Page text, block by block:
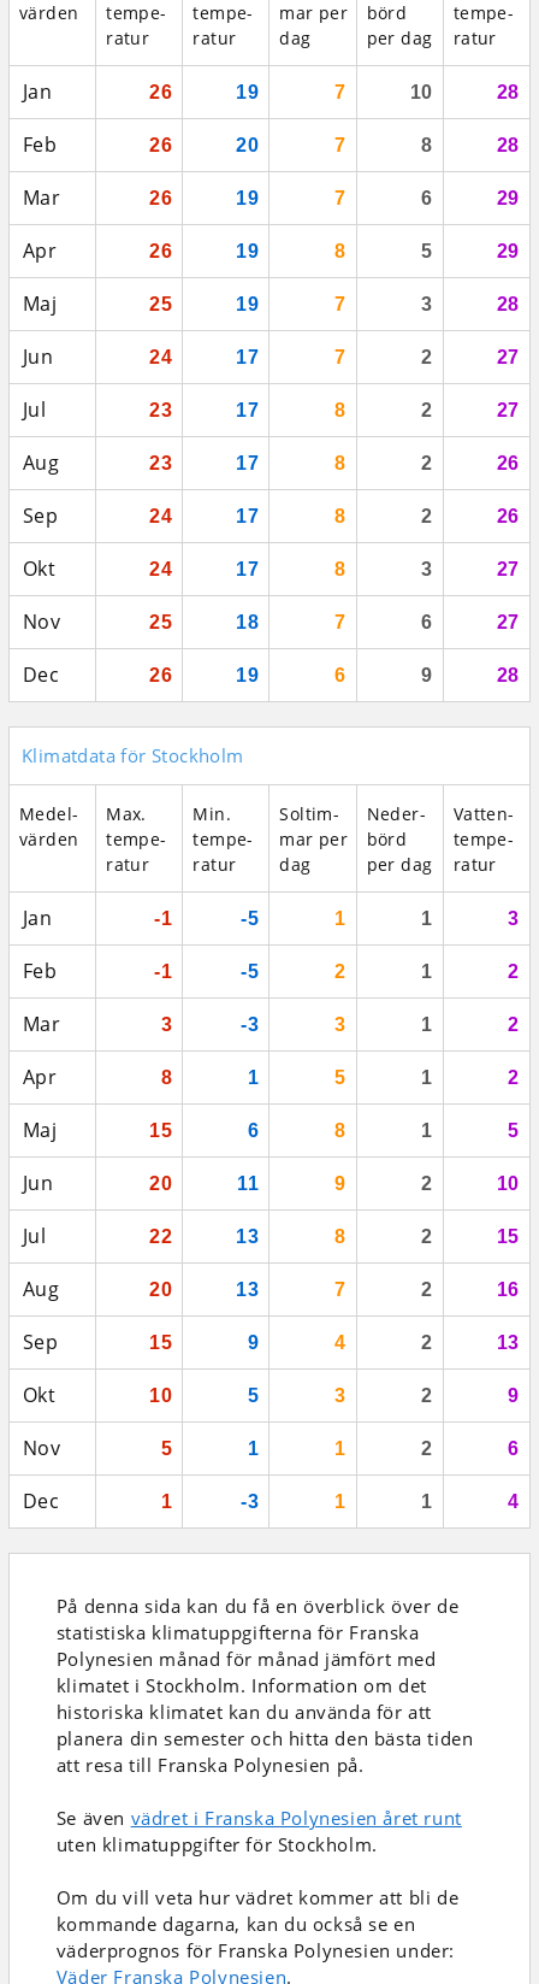
vär­den
tempe­
ratur
tempe­
ratur
mar per
dag
börd
per dag
tempe­
ratur
Jan 26 19 7 10 28
Feb 26 20 7 8 28
Mar 26 19 7 6 29
Apr 26 19 8 5 29
Maj 25 19 7 3 28
Jun 24 17 7 2 27
Jul 23 17 8 2 27
Aug 23 17 8 2 26
Sep 24 17 8 2 26
Okt 24 17 8 3 27
Nov 25 18 7 6 27
Dec 26 19 6 9 28
Klimatdata för Stockholm
Medel­
vär­den
Max.
tempe­
ratur
Min.
tempe­
ratur
Sol­tim­
mar per
dag
Neder­
börd
per dag
Vatten­
tempe­
ratur
Jan -1 -5 1 1 3
Feb -1 -5 2 1 2
Mar 3 -3 3 1 2
Apr 8 1 5 1 2
Maj 15 6 8 1 5
Jun 20 11 9 2 10
Jul 22 13 8 2 15
Aug 20 13 7 2 16
Sep 15 9 4 2 13
Okt 10 5 3 2 9
Nov 5 1 1 2 6
Dec 1 -3 1 1 4
På denna sida kan du få en överblick över de
statistiska klimatuppgifterna för Franska
Polynesien månad för månad jämfört med
klimatet i Stockholm. Information om det
historiska klimatet kan du använda för att
planera din semester och hitta den bästa tiden
att resa till Franska Polynesien på.
Se även vädret i Franska Polynesien året runt
uten klimatuppgifter för Stockholm.
Om du vill veta hur vädret kommer att bli de
kommande dagarna, kan du också se en
väderprognos för Franska Polynesien under:
Väder Franska Polynesien.